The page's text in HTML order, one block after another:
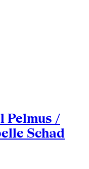
Pelmus /
Schad